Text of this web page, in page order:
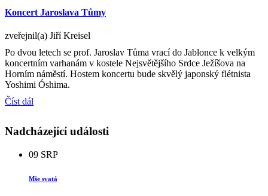
Koncert Jaroslava Tůmy
zveřejnil(a) Jiří Kreisel
Po dvou letech se prof. Jaroslav Tůma vrací do Jablonce k velkým
koncertním varhanám v kostele Nejsvětějšího Srdce Ježíšova na
Horním náměstí. Hostem koncertu bude skvělý japonský flétnista
Yoshimi Óshima.
Číst dál
Nadcházející události
09 SRP
Mše svatá